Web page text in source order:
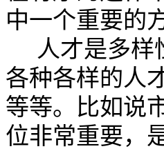
中一个重要的
人才是多样
各种各样的人
等等。比如说
位非常重要，